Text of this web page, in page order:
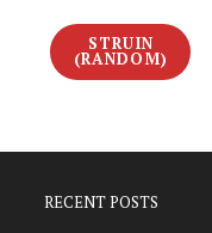
STRUIN
(RANDOM)
RECENT POSTS